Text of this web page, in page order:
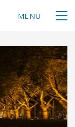
MENU